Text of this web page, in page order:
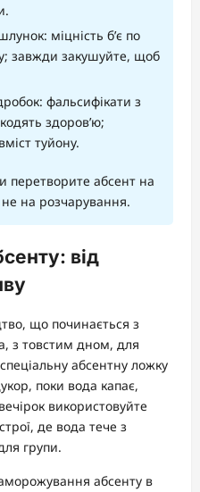
міцність б’є по
завжди закушуйте, щоб
фальсифікати з
здоров’ю;
туйону.
абсент на
на розчарування.
від
що починається з
з товстим дном, для
абсентну ложку
поки вода капає,
використовуйте
де вода тече з
групи.
абсенту в